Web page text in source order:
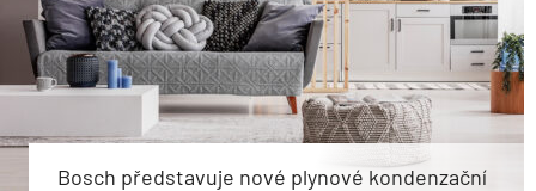
Bosch představuje nové plynové kondenzační